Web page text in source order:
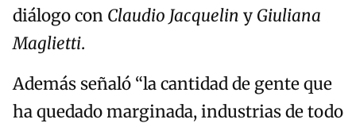
diálogo con Claudio Jacquelin y Giuliana
Maglietti.
Además señaló “la cantidad de gente que
ha quedado marginada, industrias de todo